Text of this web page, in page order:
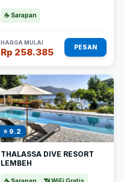
☕ Sarapan
HARGA MULAI
Rp 258.385 PESAN
⭐ 9.2
THALASSA DIVE RESORT
LEMBEH